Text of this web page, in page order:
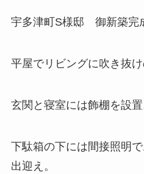
宇多津町S様邸 御新築完
平屋でリビングに吹き抜け
玄関と寝室には飾棚を設置
下駄箱の下には間接照明
出迎え。